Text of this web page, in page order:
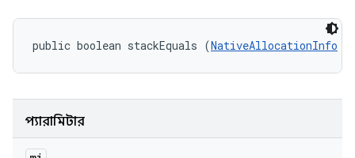
public boolean stackEquals (NativeAllocationInfo
প্যারামিটার